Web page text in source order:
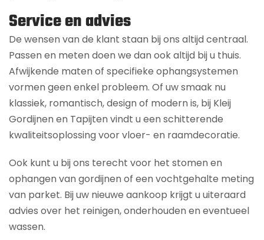
Service en advies
De wensen van de klant staan bij ons altijd centraal.
Passen en meten doen we dan ook altijd bij u thuis.
Afwijkende maten of specifieke ophangsystemen
vormen geen enkel probleem. Of uw smaak nu
klassiek, romantisch, design of modern is, bij Kleij
Gordijnen en Tapijten vindt u een schitterende
kwaliteitsoplossing voor vloer- en raamdecoratie.
Ook kunt u bij ons terecht voor het stomen en
ophangen van gordijnen of een vochtgehalte meting
van parket. Bij uw nieuwe aankoop krijgt u uiteraard
advies over het reinigen, onderhouden en eventueel
wassen.